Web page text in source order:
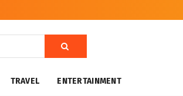
TRAVEL ENTERTAINMENT